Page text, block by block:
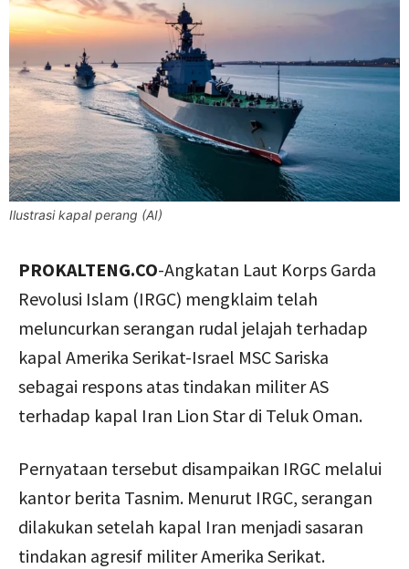
Ilustrasi kapal perang (AI)
PROKALTENG.CO-Angkatan Laut Korps Garda
Revolusi Islam (IRGC) mengklaim telah
meluncurkan serangan rudal jelajah terhadap
kapal Amerika Serikat-Israel MSC Sariska
sebagai respons atas tindakan militer AS
terhadap kapal Iran Lion Star di Teluk Oman.
Pernyataan tersebut disampaikan IRGC melalui
kantor berita Tasnim. Menurut IRGC, serangan
dilakukan setelah kapal Iran menjadi sasaran
tindakan agresif militer Amerika Serikat.